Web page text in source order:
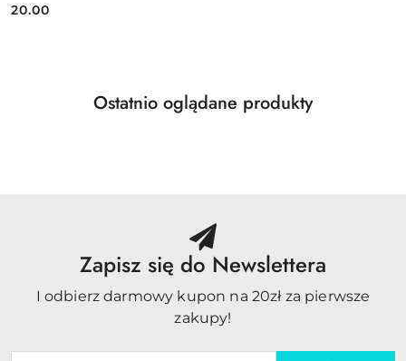
Cena:
20.00
Pomiń karuzelę produktów
Produkty
Ostatnio oglądane produkty
Zapisz się do Newslettera
I odbierz darmowy kupon na 20zł za pierwsze
zakupy!